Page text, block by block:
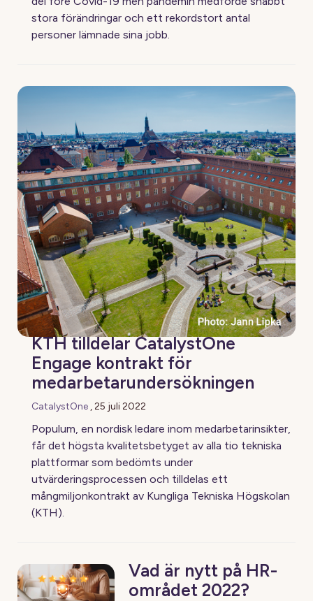
stora förändringar och ett rekordstort antal
personer lämnade sina jobb.
KTH tilldelar CatalystOne
Engage kontrakt för
medarbetarundersökningen
CatalystOne ,25 juli 2022
Populum, en nordisk ledare inom medarbetarinsikter,
får det högsta kvalitetsbetyget av alla tio tekniska
plattformar som bedömts under
utvärderingsprocessen och tilldelas ett
mångmiljonkontrakt av Kungliga Tekniska Högskolan
(KTH).
Vad är nytt på HR-
området 2022?